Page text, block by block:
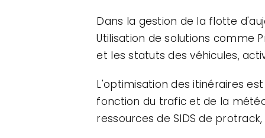
Dans la gestion de la flotte
Utilisation de solutions comme
et les statuts des véhicules,
L'optimisation des itinéraires
fonction du trafic et de la
ressources de SIDS de